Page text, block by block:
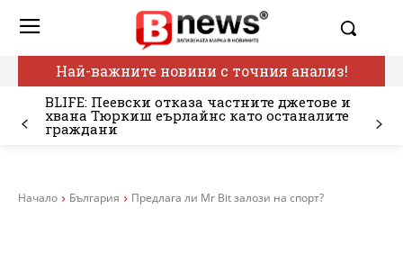
Най-важните новини с точния анализ!
BLIFE: Пеевски отказа частните джетове и
хвана Тюркиш еърлайнс като останалите
граждани
Начало България Предлага ли Mr Bit залози на спорт?